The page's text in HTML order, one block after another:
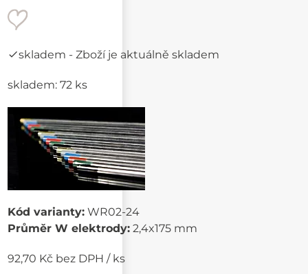
skladem - Zboží je aktuálně skladem
skladem: 72 ks
Kód varianty: WR02-24
Průměr W elektrody: 2,4x175 mm
92,70 Kč bez DPH / ks